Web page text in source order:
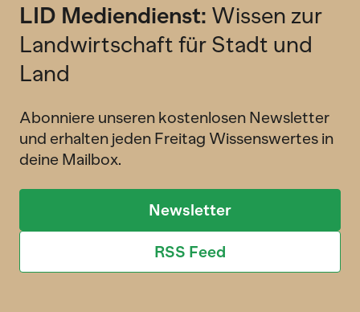
LID Mediendienst: Wissen zur
Landwirtschaft für Stadt und
Land
Abonniere unseren kostenlosen Newsletter
und erhalten jeden Freitag Wissenswertes in
deine Mailbox.
Newsletter
RSS Feed